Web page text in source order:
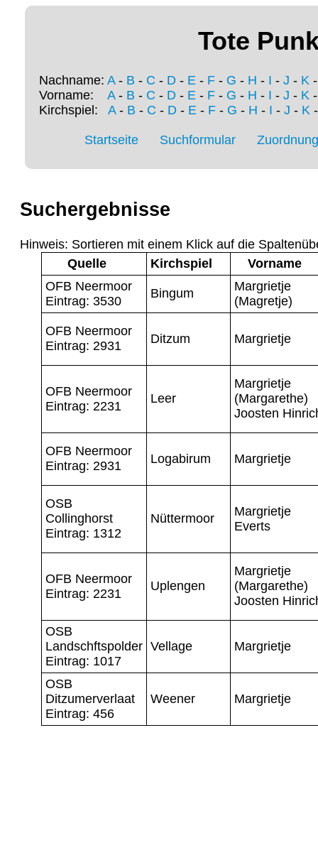
Tote
Nachname: A- B - C - D - E - F - G - H - I - J - K
Vorname: A- B - C - D - E - F - G - H - I - J - K
Kirchspiel: A- B - C - D- E- F- G - H - I - J - K
Startseite Suchformular
Suchergebnisse
Hinweis: Sortieren mit einem Klick auf die
Quelle
Kirchspiel
Vorname
OFB Neermoor
Eintrag: 3530
Bingum
Margrietje
(Magretje)
OFB Neermoor
Eintrag: 2931
Ditzum Margrietje
OFB Neermoor
Eintrag: 2231
Leer
Margrietje
(Margarethe)
Joosten
OFB Neermoor
Eintrag: 2931
Logabirum Margrietje
OSB
Collinghorst
Eintrag: 1312
Nüttermoor
Margrietje
Everts
OFB Neermoor
Eintrag: 2231
Uplengen
Margrietje
(Margarethe)
Joosten
OSB
Landschftspolder
Eintrag: 1017
Vellage Margrietje
OSB
Ditzumerverlaat
Eintrag: 456
Weener Margrietje